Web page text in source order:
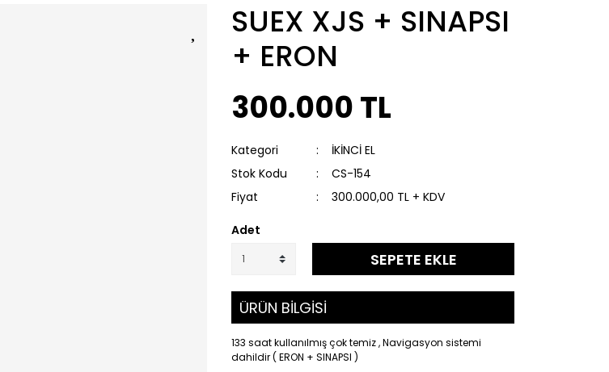
SUEX XJS + SINAPSI
+ ERON
300.000 TL
Kategori
İKİNCİ EL
Stok Kodu
CS-154
Fiyat
300.000,00 TL + KDV
Adet
SEPETE EKLE
ÜRÜN BİLGİSİ
133 saat kullanılmış çok temiz , Navigasyon sistemi
dahildir ( ERON + SINAPSI )